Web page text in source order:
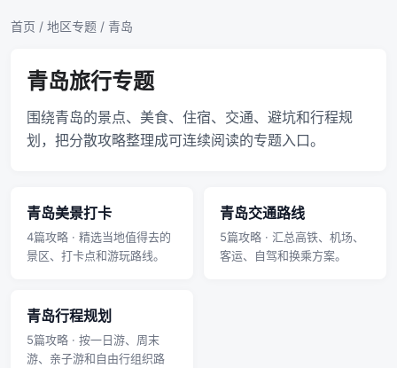
首页 / 地区专题 / 青岛
青岛旅行专题
围绕青岛的景点、美食、住宿、交通、避坑和行程规
划，把分散攻略整理成可连续阅读的专题入口。
青岛美景打卡
4篇攻略 · 精选当地值得去的
景区、打卡点和游玩路线。
青岛交通路线
5篇攻略 · 汇总高铁、机场、
客运、自驾和换乘方案。
青岛行程规划
5篇攻略 · 按一日游、周末
游、亲子游和自由行组织路